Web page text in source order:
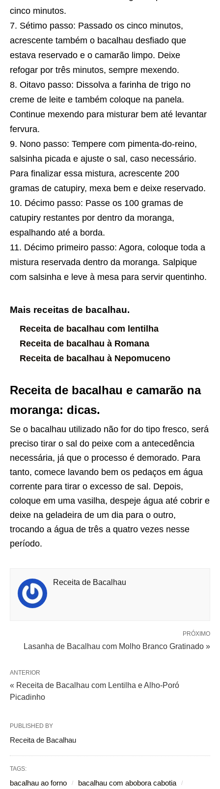
cinco minutos.
Sétimo passo: Passado os cinco minutos,
acrescente também o bacalhau desfiado que
estava reservado e o camarão limpo. Deixe
refogar por três minutos, sempre mexendo.
Oitavo passo: Dissolva a farinha de trigo no
creme de leite e também coloque na panela.
Continue mexendo para misturar bem até levantar
fervura.
Nono passo: Tempere com pimenta-do-reino,
salsinha picada e ajuste o sal, caso necessário.
Para finalizar essa mistura, acrescente 200
gramas de catupiry, mexa bem e deixe reservado.
Décimo passo: Passe os 100 gramas de
catupiry restantes por dentro da moranga,
espalhando até a borda.
Décimo primeiro passo: Agora, coloque toda a
mistura reservada dentro da moranga. Salpique
com salsinha e leve à mesa para servir quentinho.
Mais receitas de bacalhau.
Receita de bacalhau com lentilha
Receita de bacalhau à Romana
Receita de bacalhau à Nepomuceno
Receita de bacalhau e camarão na
moranga: dicas.
Se o bacalhau utilizado não for do tipo fresco, será
preciso tirar o sal do peixe com a antecedência
necessária, já que o processo é demorado. Para
tanto, comece lavando bem os pedaços em água
corrente para tirar o excesso de sal. Depois,
coloque em uma vasilha, despeje água até cobrir e
deixe na geladeira de um dia para o outro,
trocando a água de três a quatro vezes nesse
período.
Receita de Bacalhau
PRÓXIMO
Lasanha de Bacalhau com Molho Branco Gratinado »
ANTERIOR
« Receita de Bacalhau com Lentilha e Alho-Poró
Picadinho
PUBLISHED BY
Receita de Bacalhau
TAGS:
bacalhau ao forno
bacalhau com abobora cabotia